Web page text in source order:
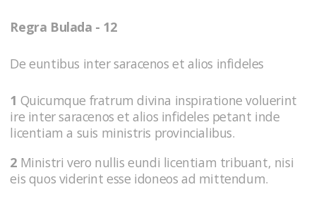
Regra Bulada - 12
De euntibus inter saracenos et alios infideles
1 Quicumque fratrum divina inspiratione voluerint
ire inter saracenos et alios infideles petant inde
licentiam a suis ministris provincialibus.
2 Ministri vero nullis eundi licentiam tribuant, nisi
eis quos viderint esse idoneos ad mittendum.